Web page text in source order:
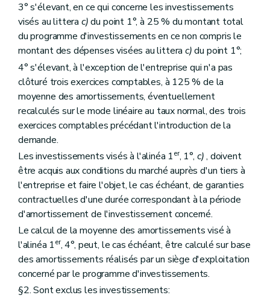
3° s'élevant, en ce qui concerne les investissements
visés au littera c)du point 1°, à 25 % du montant total
du programme d'investissements en ce non compris le
montant des dépenses visées au littera c)du point 1°;
4° s'élevant, à l'exception de l'entreprise qui n'a pas
clôturé trois exercices comptables, à 125 % de la
moyenne des amortissements, éventuellement
recalculés sur le mode linéaire au taux normal, des trois
exercices comptables précédant l'introduction de la
demande.
Les investissements visés à l'alinéa 1er, 1°, c), doivent
être acquis aux conditions du marché auprès d'un tiers à
l'entreprise et faire l'objet, le cas échéant, de garanties
contractuelles d'une durée correspondant à la période
d'amortissement de l'investissement concerné.
Le calcul de la moyenne des amortissements visé à
l'alinéa 1er, 4°, peut, le cas échéant, être calculé sur base
des amortissements réalisés par un siège d'exploitation
concerné par le programme d'investissements.
§2. Sont exclus les investissements: